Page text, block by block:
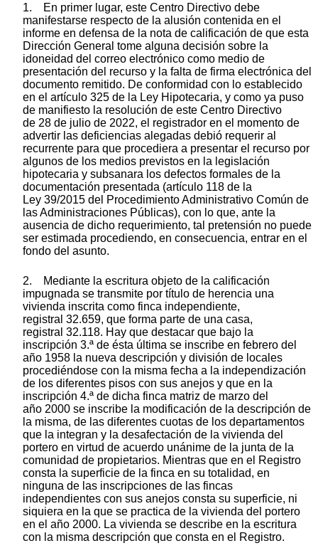
1. En primer lugar, este Centro Directivo debe
manifestarse respecto de la alusión contenida en el
informe en defensa de la nota de calificación de que esta
Dirección General tome alguna decisión sobre la
idoneidad del correo electrónico como medio de
presentación del recurso y la falta de firma electrónica del
documento remitido. De conformidad con lo establecido
en el artículo 325 de la Ley Hipotecaria, y como ya puso
de manifiesto la resolución de este Centro Directivo
de 28 de julio de 2022, el registrador en el momento de
advertir las deficiencias alegadas debió requerir al
recurrente para que procediera a presentar el recurso por
algunos de los medios previstos en la legislación
hipotecaria y subsanara los defectos formales de la
documentación presentada (artículo 118 de la
Ley 39/2015 del Procedimiento Administrativo Común de
las Administraciones Públicas), con lo que, ante la
ausencia de dicho requerimiento, tal pretensión no puede
ser estimada procediendo, en consecuencia, entrar en el
fondo del asunto.
2. Mediante la escritura objeto de la calificación
impugnada se transmite por título de herencia una
vivienda inscrita como finca independiente,
registral 32.659, que forma parte de una casa,
registral 32.118. Hay que destacar que bajo la
inscripción 3.ª de ésta última se inscribe en febrero del
año 1958 la nueva descripción y división de locales
procediéndose con la misma fecha a la independización
de los diferentes pisos con sus anejos y que en la
inscripción 4.ª de dicha finca matriz de marzo del
año 2000 se inscribe la modificación de la descripción de
la misma, de las diferentes cuotas de los departamentos
que la integran y la desafectación de la vivienda del
portero en virtud de acuerdo unánime de la junta de la
comunidad de propietarios. Mientras que en el Registro
consta la superficie de la finca en su totalidad, en
ninguna de las inscripciones de las fincas
independientes con sus anejos consta su superficie, ni
siquiera en la que se practica de la vivienda del portero
en el año 2000. La vivienda se describe en la escritura
con la misma descripción que consta en el Registro.